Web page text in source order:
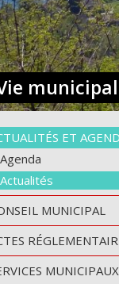
ET
Agenda
Actualités
MUNICIPAL
MUNICIPAUX